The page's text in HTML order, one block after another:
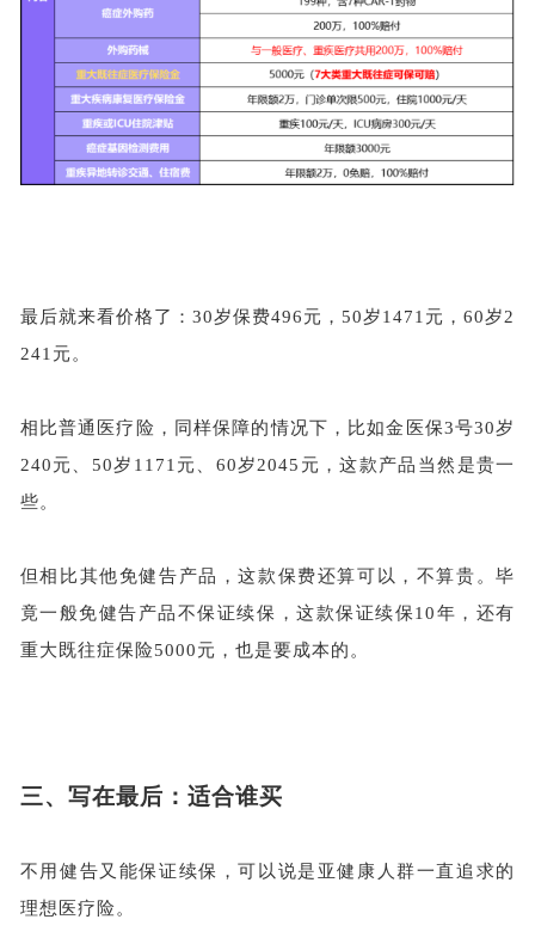
最后就来看价格了： 30岁保费496元，50岁1471元，60岁2
241元。
相比普通医疗险，同样保障的情况下，比如金医保3号30岁
240元、50岁1171元、60岁2045元，这款产品当然是贵一
些。
但相比其他免健告产品，这款保费还算可以，不算贵。毕
竟一般免健告产品不保证续保，这款保证续保10年，还有
重大既往症保险5000元，也是要成本的。
三、 写在最后：适合谁买
不用健告又能保证续保，可以说是亚健康人群一直追求的
理想医疗险。